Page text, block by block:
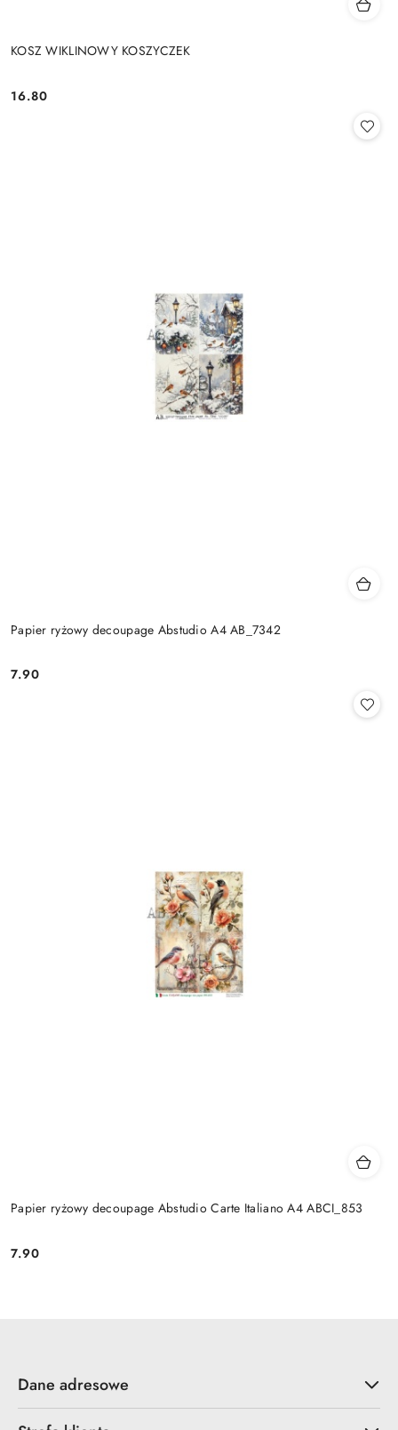
KOSZ WIKLINOWY KOSZYCZEK
Cena:
16.80
Papier ryżowy decoupage Abstudio A4 AB_7342
Cena:
7.90
Papier ryżowy decoupage Abstudio Carte Italiano A4 ABCI_853
Cena:
7.90
Dane adresowe